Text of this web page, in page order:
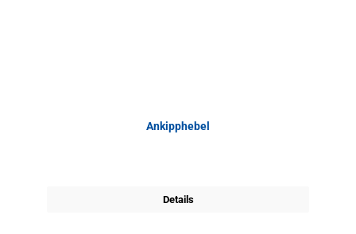
Ankipphebel
Details